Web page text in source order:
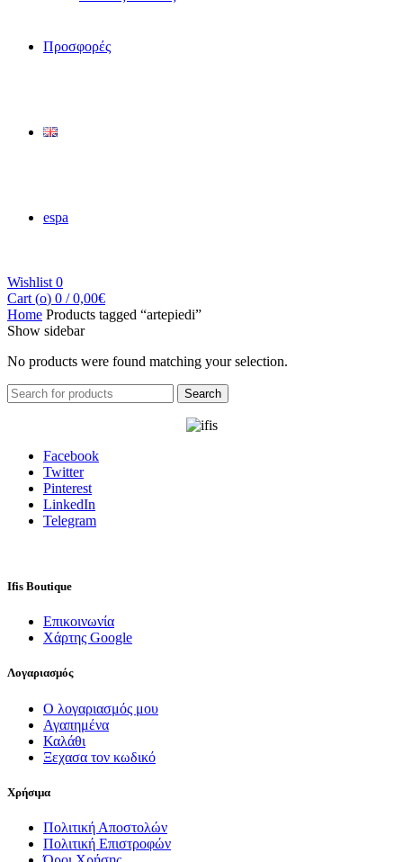
Προσφορές
espa
Wishlist 0
Cart (o) 0 / 0,00€
Home Products tagged “artepiedi”
Show sidebar
No products were found matching your selection.
Search
for:
Search
Facebook
Twitter
Pinterest
LinkedIn
Telegram
Ifis Boutique
Επικοινωνία
Χάρτης Google
Λογαριασμός
Ο λογαριασμός μου
Αγαπημένα
Καλάθι
Ξεχασα τον κωδικό
Χρήσιμα
Πολιτική Αποστολών
Πολιτική Επιστροφών